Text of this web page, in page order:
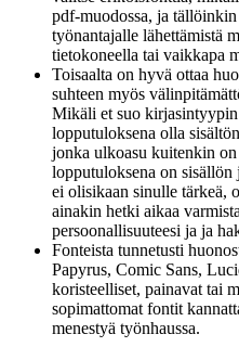
pdf-muodossa, ja
työnantajalle lähettämistä
tietokoneella tai vaikkapa
Toisaalta on hyvä ottaa
suhteen myös
Mikäli et suo
lopputuloksena olla
jonka ulkoasu kuitenkin
lopputuloksena on
ei olisikaan sinulle tärkeä,
ainakin hetki aikaa
persoonallisuuteesi ja ja
Fonteista tunnetusti
Papyrus, Comic Sans,
koristeelliset, painavat tai
sopimattomat fontit
menestyä työnhaussa.